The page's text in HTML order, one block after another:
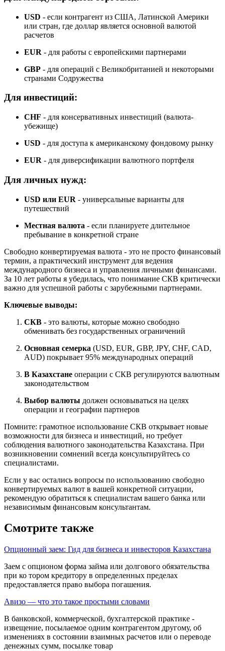
USD - если контрагент из США, Латинской Америки
или стран, где доллар является основной валютой
расчетов
EUR - для работы с европейскими партнерами
GBP - для операций с Великобританией и некоторыми
странами Содружества
Для инвестиций:
CHF - для консервативных инвестиций (валюта-
убежище)
USD - для доступа к американскому фондовому рынку
EUR - для диверсификации валютного портфеля
Для личных нужд:
USD или EUR - универсальные варианты для
путешествий
Местная валюта - если планируете длительное
пребывание в конкретной стране
Свободно конвертируемая валюта - это не просто финансовый
термин, а практический инструмент для ведения
международного бизнеса и управления личными финансами.
За 10 лет работы я убедилась, что понимание СКВ критически
важно для успешной работы с зарубежными партнерами.
Ключевые выводы:
СКВ - это валюты, которые можно свободно
обменивать без государственных ограничений
Основная семерка (USD, EUR, GBP, JPY, CHF, CAD,
AUD) покрывает 95% международных операций
В Казахстане операции с СКВ регулируются валютным
законодательством
Выбор валюты должен основываться на целях
операции и географии партнеров
Помните: грамотное использование СКВ открывает новые
возможности для бизнеса и инвестиций, но требует
соблюдения валютного законодательства Казахстана. При
возникновении сомнений всегда консультируйтесь со
специалистами.
Если у вас остались вопросы по использованию свободно
конвертируемых валют в вашей конкретной ситуации,
рекомендую обратиться к специалистам вашего банка или
независимым финансовым консультантам.
Смотрите также
Опционный заем: Гид для бизнеса и инвесторов Казахстана
Заем с опционом форма займа или долгового обязательства
при ко тором кредитору в определенных пределах
предоставляется право выбора погашения.
Авизо — что это такое простыми словами
В банковской, коммерческой, бух­галтерской практике -
извещение, посылаемое одним контрагентом другому, об
изменениях в состоянии взаимных расчетов или о переводе
денежных сумм, посылке товар